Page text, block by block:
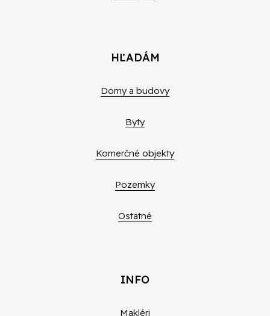
HĽADÁM
Domy a budovy
Byty
Komerčné objekty
Pozemky
Ostatné
INFO
Makléri